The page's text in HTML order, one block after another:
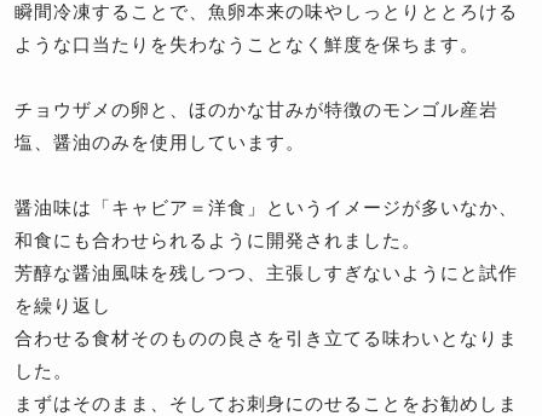
瞬間冷凍することで、魚卵本来の味やしっとりととろける
ような口当たりを失わなうことなく鮮度を保ちます。
チョウザメの卵と、ほのかな甘みが特徴のモンゴル産岩
塩、醤油のみを使用しています。
醤油味は「キャビア＝洋食」というイメージが多いなか、
和食にも合わせられるように開発されました。
芳醇な醤油風味を残しつつ、主張しすぎないようにと試作
を繰り返し
合わせる食材そのものの良さを引き立てる味わいとなりま
した。
まずはそのまま、そしてお刺身にのせることをお勧めしま